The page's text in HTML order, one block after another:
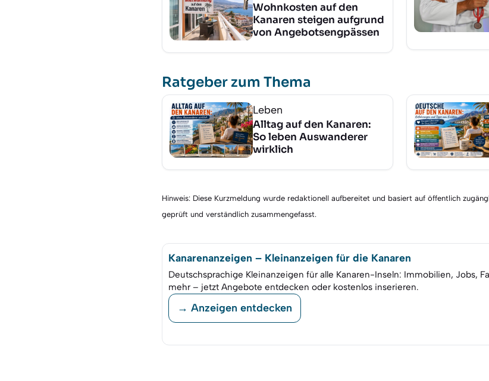
Wohnkosten auf den
Kanaren steigen aufgrund
von Angebotsengpässen
Ratgeber zum Thema
Leben
Alltag auf den Kanaren:
So leben Auswanderer
wirklich
Hinweis: Diese Kurzmeldung wurde redaktionell aufbereitet und basiert auf öffentlich
geprüft und verständlich zusammengefasst.
Kanarenanzeigen – Kleinanzeigen für die Kanaren
Deutschsprachige Kleinanzeigen für alle Kanaren-Inseln: Immobilien, Jobs,
mehr – jetzt Angebote entdecken oder kostenlos inserieren.
→ Anzeigen entdecken